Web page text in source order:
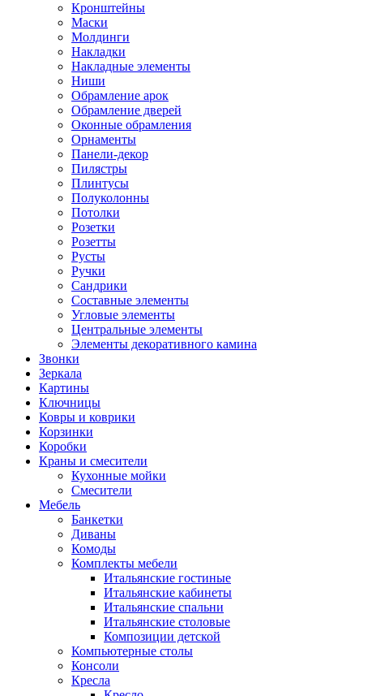
Кронштейны
Маски
Молдинги
Накладки
Накладные элементы
Ниши
Обрамление арок
Обрамление дверей
Оконные обрамления
Орнаменты
Панели-декор
Пилястры
Плинтусы
Полуколонны
Потолки
Розетки
Розетты
Русты
Ручки
Сандрики
Составные элементы
Угловые элементы
Центральные элементы
Элементы декоративного камина
Звонки
Зеркала
Картины
Ключницы
Ковры и коврики
Корзинки
Коробки
Краны и смесители
Кухонные мойки
Смесители
Мебель
Банкетки
Диваны
Комоды
Комплекты мебели
Итальянские гостиные
Итальянские кабинеты
Итальянские спальни
Итальянские столовые
Композиции детской
Компьютерные столы
Консоли
Кресла